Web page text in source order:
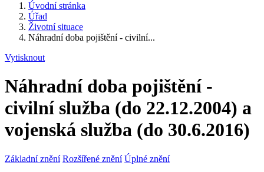
Úvodní stránka
Úřad
Životní situace
Náhradní doba pojištění - civilní...
Vytisknout
Náhradní doba pojištění -
civilní služba (do 22.12.2004) a
vojenská služba (do 30.6.2016)
Základní znění Rozšířené znění Úplné znění